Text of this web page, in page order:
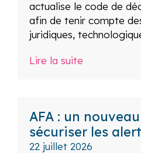
actualise le code de
afin de tenir compte
juridiques,
Lire la suite
AFA : un
sécuriser les
22 juillet 2026